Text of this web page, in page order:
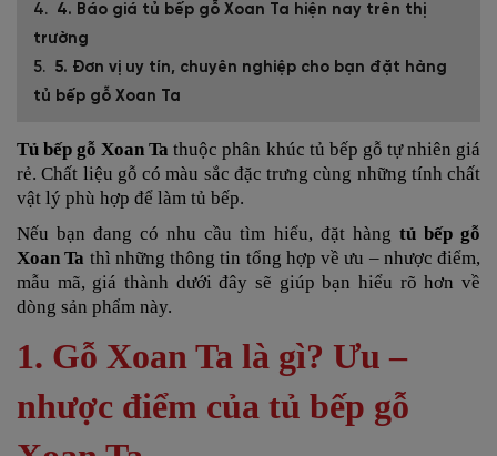
4. Báo giá tủ bếp gỗ Xoan Ta hiện nay trên thị
trường
5. Đơn vị uy tín, chuyên nghiệp cho bạn đặt hàng
tủ bếp gỗ Xoan Ta
Tủ bếp gỗ Xoan Ta thuộc phân khúc tủ bếp gỗ tự nhiên giá
rẻ. Chất liệu gỗ có màu sắc đặc trưng cùng những tính chất
vật lý phù hợp để làm tủ bếp.
Nếu bạn đang có nhu cầu tìm hiểu, đặt hàng tủ bếp gỗ
Xoan Ta thì những thông tin tổng hợp về ưu – nhược điểm,
mẫu mã, giá thành dưới đây sẽ giúp bạn hiểu rõ hơn về
dòng sản phẩm này.
1. Gỗ Xoan Ta là gì? Ưu –
nhược điểm của tủ bếp gỗ